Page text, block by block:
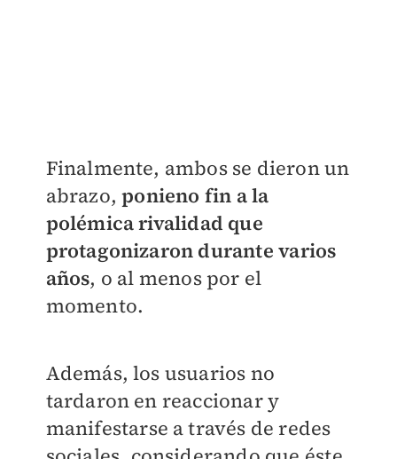
​Finalmente, ambos se dieron un
abrazo,ponieno fin a la
polémica rivalidad que
protagonizaron durante varios
años, o al menos por el
momento.
Además, los usuarios no
tardaron en reaccionar y
manifestarse a través de redes